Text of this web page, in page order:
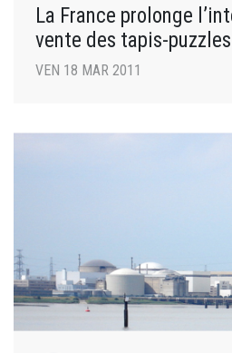
La France prolonge
vente des tapis-puzzles
VEN 18 MAR 2011